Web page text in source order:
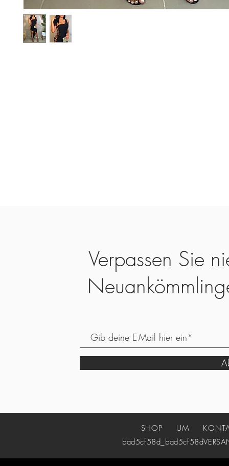
Verpassen Sie
SHOP UM
bad5cf58d_bad5cf58d